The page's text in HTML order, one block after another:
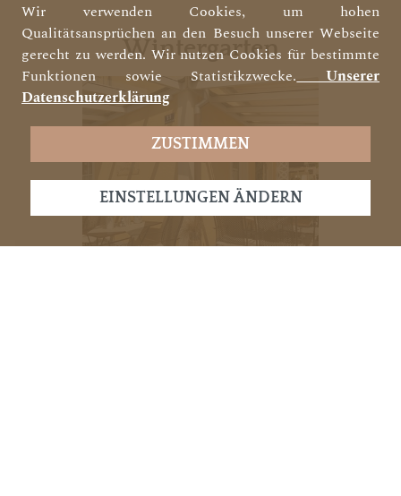
Wintergarten
Wir verwenden Cookies, um hohen
Qualitätsansprüchen an den Besuch unserer Webseite
gerecht zu werden. Wir nutzen Cookies für bestimmte
Funktionen sowie Statistikzwecke.Unserer
Datenschutzerklärung
EINSTELLUNGEN ÄNDERN
ZUSTIMMEN